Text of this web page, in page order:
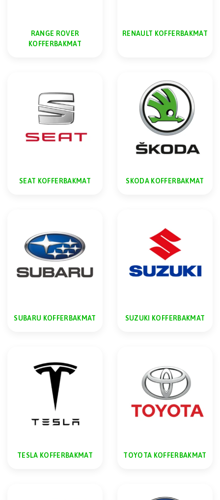
RANGE ROVER
KOFFERBAKMAT
RENAULT KOFFERBAKMAT
SEAT KOFFERBAKMAT SKODA KOFFERBAKMAT
SUBARU KOFFERBAKMAT SUZUKI KOFFERBAKMAT
TESLA KOFFERBAKMAT TOYOTA KOFFERBAKMAT